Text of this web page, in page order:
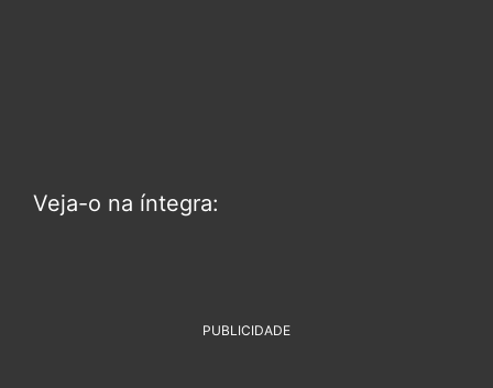
Veja-o na íntegra:
PUBLICIDADE